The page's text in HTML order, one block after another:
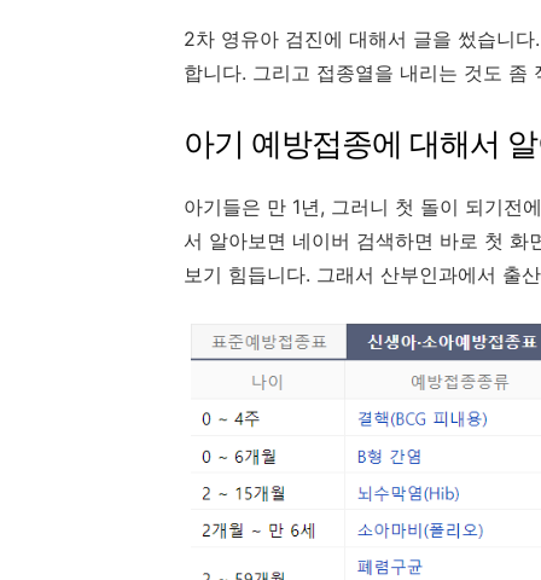
2차 영유아 검진에 대해서 글을 썼습니
합니다. 그리고 접종열을 내리는 것도 좀
아기 예방접종에 대해서
아기들은 만 1년, 그러니 첫 돌이 되기전
서 알아보면 네이버 검색하면 바로 첫 화
보기 힘듭니다. 그래서 산부인과에서 출